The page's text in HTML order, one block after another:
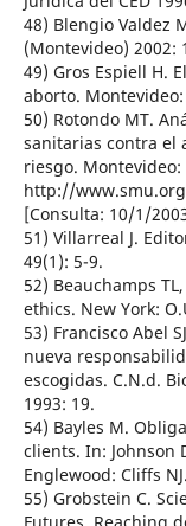
48) Blengio Valdez
(Montevideo) 2002:
49) Gros Espiell H.
aborto.
50) Rotondo MT.
sanitarias contra el
riesgo. Montevideo:
http://
[Consulta: 10/1/
51) Villarreal J.
49(1): 5-9.
52) Beauchamps
ethics. New York:
53) Francisco Abel
nueva
escogidas. C.N.d.
1993: 19.
54) Bayles M.
clients. In: Johnson
Englewood: Cliffs
55) Grobstein C.